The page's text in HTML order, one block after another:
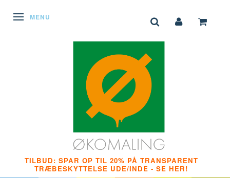
SKIFTE NAVIGATION
MENU
TILBUD: SPAR OP TIL 20% PÅ TRANSPARENT
TRÆBESKYTTELSE UDE/INDE - SE HER!